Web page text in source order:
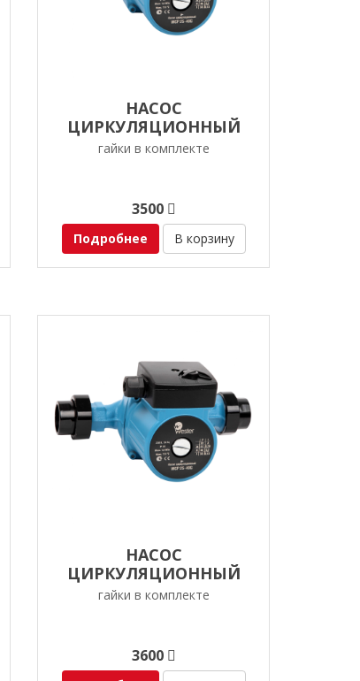
НАСОС
ЦИРКУЛЯЦИОННЫЙ
WESTER WCP 25-60G
гайки в комплекте
3500
Подробнее В корзину
НАСОС
ЦИРКУЛЯЦИОННЫЙ
WESTER WCP 32-40G
гайки в комплекте
3600